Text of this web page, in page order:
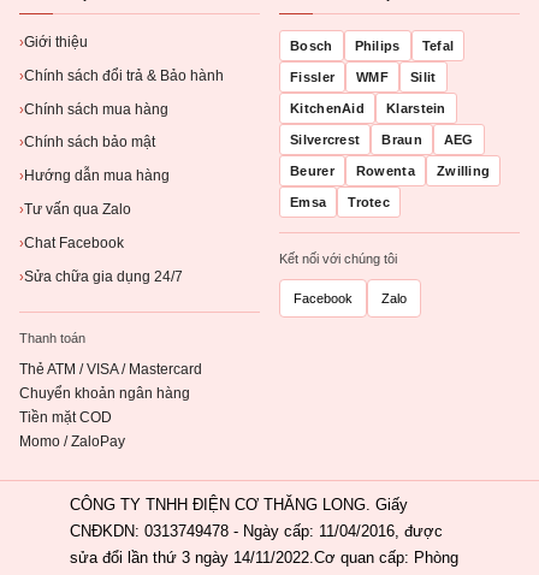
›Giới thiệu
›Chính sách đổi trả & Bảo hành
›Chính sách mua hàng
›Chính sách bảo mật
› Hướng dẫn mua hàng
›Tư vấn qua Zalo
›Chat Facebook
›Sửa chữa gia dụng 24/7
Thanh toán
Thẻ ATM / VISA / Mastercard
Chuyển khoản ngân hàng
Tiền mặt COD
Momo / ZaloPay
Bosch Philips Tefal
Fissler WMF Silit
KitchenAid Klarstein
Silvercrest Braun AEG
Beurer Rowenta Zwilling
Emsa Trotec
Kết nối với chúng tôi
Facebook Zalo
CÔNG TY TNHH ĐIỆN CƠ THĂNG LONG. Giấy
CNĐKDN: 0313749478 - Ngày cấp: 11/04/2016, được
sửa đổi lần thứ 3 ngày 14/11/2022.Cơ quan cấp: Phòng